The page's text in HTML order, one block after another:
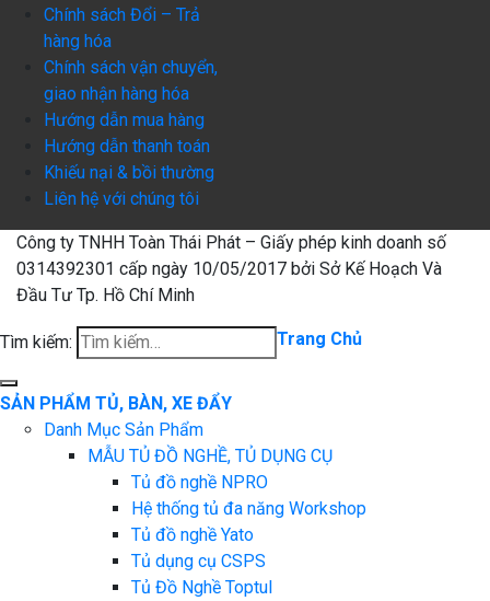
Chính sách Đổi – Trả
hàng hóa
Chính sách vận chuyển,
giao nhận hàng hóa
Hướng dẫn mua hàng
Hướng dẫn thanh toán
Khiếu nại & bồi thường
Liên hệ với chúng tôi
Công ty TNHH Toàn Thái Phát – Giấy phép kinh doanh số
0314392301 cấp ngày 10/05/2017 bởi Sở Kế Hoạch Và
Đầu Tư Tp. Hồ Chí Minh
Tìm kiếm: Trang Chủ
SẢN PHẨM TỦ, BÀN, XE ĐẨY
Danh Mục Sản Phẩm
MẪU TỦ ĐỒ NGHỀ, TỦ DỤNG CỤ
Tủ đồ nghề NPRO
Hệ thống tủ đa năng Workshop
Tủ đồ nghề Yato
Tủ dụng cụ CSPS
Tủ Đồ Nghề Toptul